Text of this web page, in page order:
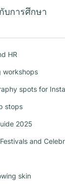
บการศึกษา
HR
workshops
spots for
stops
2025
and
skin